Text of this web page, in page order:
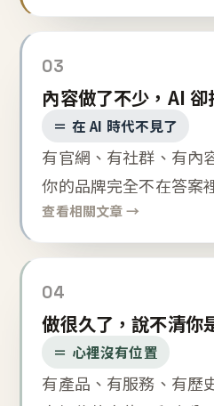
03
內容做了不少，AI 卻
＝ 在 AI 時代不見了
有官網、有社群、有內
你的品牌完全不在答案
查看相關文章 →
04
做很久了，說不清你
＝ 心裡沒有位置
有產品、有服務、有歷